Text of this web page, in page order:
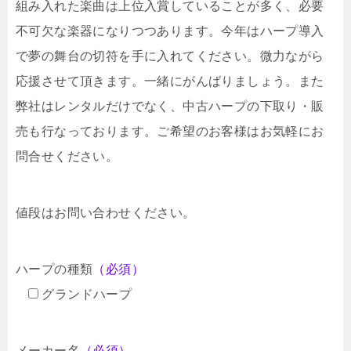
組み入れた楽曲は上位入賞していることが多く、必要
不可欠な楽器になりつつあります。今年はハープ導入
で夢の舞台の切符を手に入れてください。微力ながら
応援させて頂きます。一緒にがんばりましょう。また
弊社はレンタルだけでなく、中古ハープの下取り・販
売も行なっております。ご希望のお客様はお気軽にお
問合せください。
値段はお問い合わせください。
ハープの種類 （必須）
グランドハープ